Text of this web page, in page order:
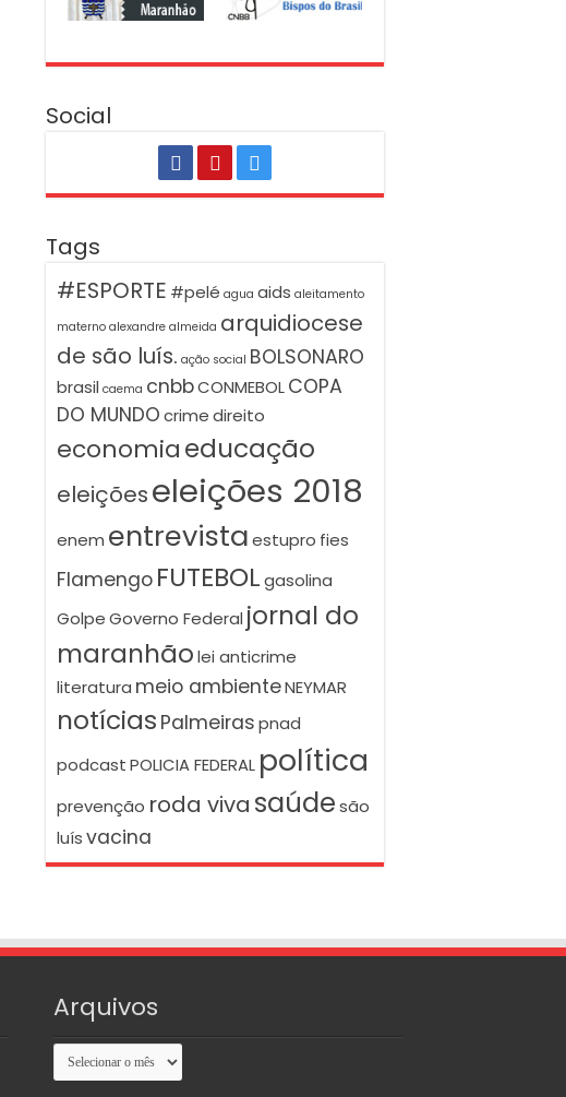
Social
Tags
#ESPORTE #pelé agua aids aleitamento
materno alexandre almeida arquidiocese
de são luís. ação social BOLSONARO
brasil caema cnbbCONMEBOLCOPA
DO MUNDOcrimedireito
economiaeducação
eleiçõeseleições 2018
enem entrevistaestupro fies
Flamengo FUTEBOLgasolina
GolpeGoverno Federal jornal do
maranhãolei anticrime
literatura meio ambienteNEYMAR
notícias Palmeiraspnad
podcastPOLICIA FEDERAL política
prevenção roda viva saúdesão
luísvacina
Arquivos
Arquivos